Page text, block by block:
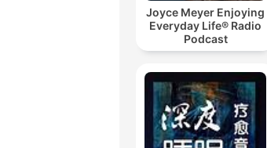
Joyce Meyer Enjoying
Everyday Life® Radio
Podcast